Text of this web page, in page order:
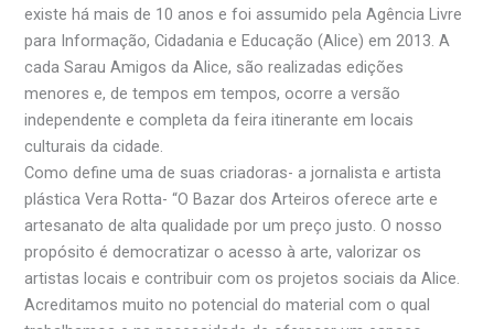
existe há mais de 10 anos e foi assumido pela Agência Livre
para Informação, Cidadania e Educação (Alice) em 2013. A
cada Sarau Amigos da Alice, são realizadas edições
menores e, de tempos em tempos, ocorre a versão
independente e completa da feira itinerante em locais
culturais da cidade.
Como define uma de suas criadoras- a jornalista e artista
plástica Vera Rotta- “O Bazar dos Arteiros oferece arte e
artesanato de alta qualidade por um preço justo. O nosso
propósito é democratizar o acesso à arte, valorizar os
artistas locais e contribuir com os projetos sociais da Alice.
Acreditamos muito no potencial do material com o qual